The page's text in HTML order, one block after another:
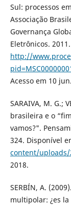
Sul: processos
Associação
Governança
Eletrônicos.
http://
Acesso em 10
SARAIVA, M. G.;
brasileira e o
vamos?".
324. Disponível
content/uploads/
2018.
SERBÍN, A.
multipolar: ¿es